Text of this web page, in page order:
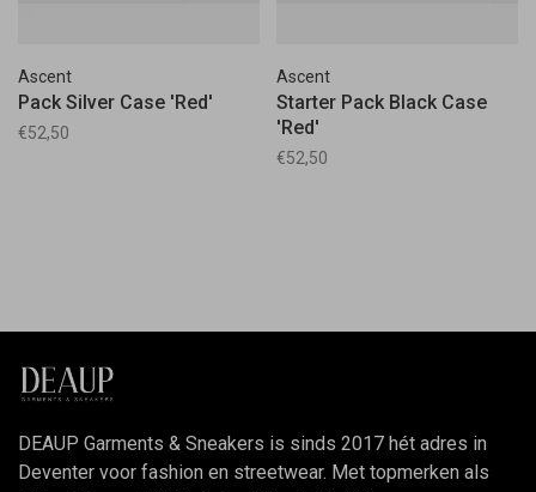
Ascent
Pack Silver Case 'Red'
€52,50
Ascent
Starter Pack Black Case
'Red'
€52,50
DEAUP Garments & Sneakers is sinds 2017 hét adres in
Deventer voor fashion en streetwear. Met topmerken als